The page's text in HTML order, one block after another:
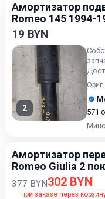
Амортизатор
Romeo 145 1994-
19 BYN
2
571
Амортизатор
Romeo Giulia 2
377 BYN302 BYN
при заказе через